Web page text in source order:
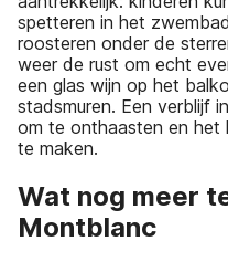
spetteren in het
roosteren onder de
weer de rust om echt
een glas wijn op het
stadsmuren. Een verblijf
om te onthaasten en het
te maken.
Wat nog meer
Montblanc